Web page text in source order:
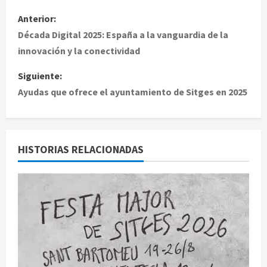
N
a
e
g
c
Anterior:
Década Digital 2025: España a la vanguardia de la
innovación y la conectividad
Siguiente:
Ayudas que ofrece el ayuntamiento de Sitges en 2025
HISTORIAS RELACIONADAS